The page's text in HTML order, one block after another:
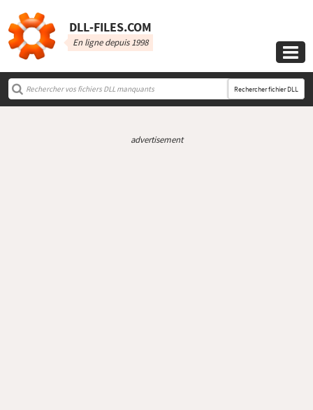
DLL‑FILES.COM
En ligne depuis 1998

Rechercher fichier DLL
advertisement